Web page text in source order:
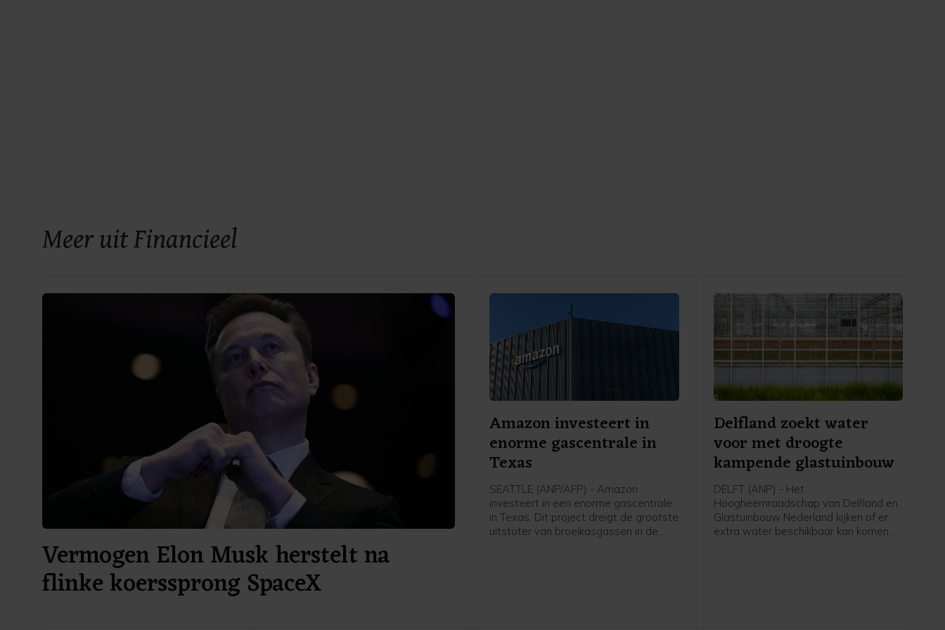
Meer uit Financieel
Vermogen Elon Musk herstelt na
flinke koerssprong SpaceX
Amazon investeert in
enorme gascentrale in
Texas
SEATTLE (ANP/AFP) - Amazon
investeert in een enorme gascentrale
in Texas. Dit project dreigt de grootste
uitstoter van broeikasgassen in de
Delfland zoekt water
voor met droogte
kampende glastuinbouw
DELFT (ANP) - Het
Hoogheemraadschap van Delfland en
Glastuinbouw Nederland kijken of er
extra water beschikbaar kan komen